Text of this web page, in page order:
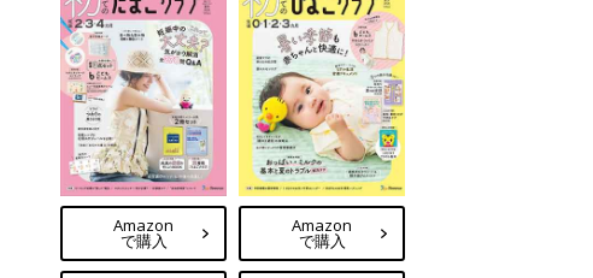
Amazon
で購入
Amazon
で購入